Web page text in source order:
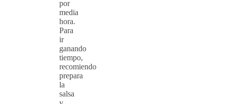
por
media
hora.
Para
ir
ganando
tiempo,
recomiendo
prepara
la
salsa